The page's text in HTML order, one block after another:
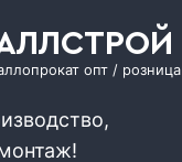
опт / розница